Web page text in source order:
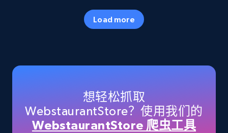
5.7K+
Title, Seller name, Brand, Description, Initial
price, Currency, Availability, Reviews count, and
more.
Load more
想轻松抓取
WebstaurantStore？使用我们的
WebstaurantStore 爬虫工具